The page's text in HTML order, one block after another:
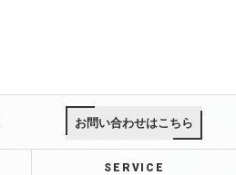
お問い合わせはこちら
SERVICE